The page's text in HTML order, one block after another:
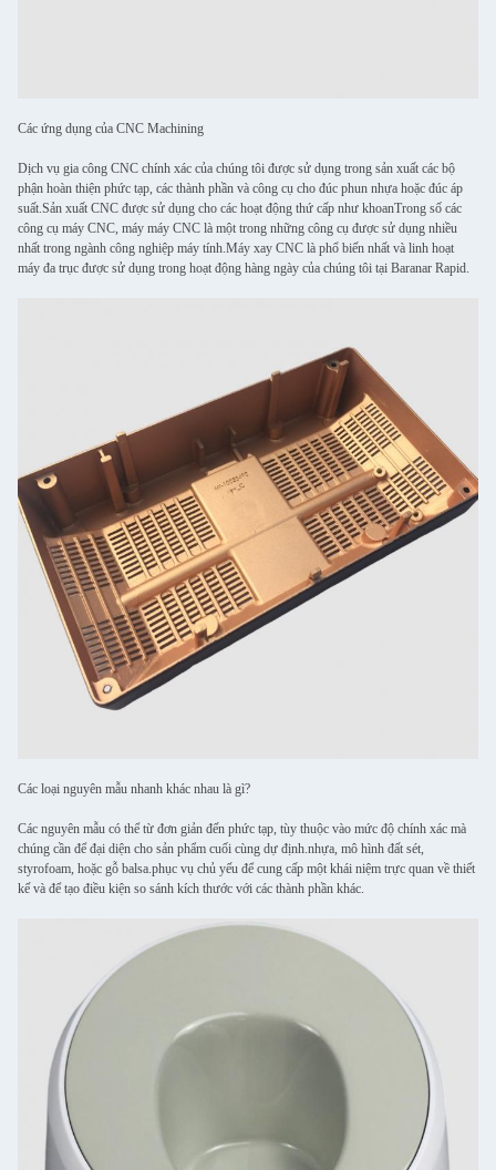
Các ứng dụng của CNC Machining
Dịch vụ gia công CNC chính xác của chúng tôi được sử dụng trong sản xuất các bộ
phận hoàn thiện phức tạp, các thành phần và công cụ cho đúc phun nhựa hoặc đúc áp
suất.Sản xuất CNC được sử dụng cho các hoạt động thứ cấp như khoanTrong số các
công cụ máy CNC, máy máy CNC là một trong những công cụ được sử dụng nhiều
nhất trong ngành công nghiệp máy tính.Máy xay CNC là phổ biến nhất và linh hoạt
máy đa trục được sử dụng trong hoạt động hàng ngày của chúng tôi tại Baranar Rapid.
Các loại nguyên mẫu nhanh khác nhau là gì?
Các nguyên mẫu có thể từ đơn giản đến phức tạp, tùy thuộc vào mức độ chính xác mà
chúng cần để đại diện cho sản phẩm cuối cùng dự định.nhựa, mô hình đất sét,
styrofoam, hoặc gỗ balsa.phục vụ chủ yếu để cung cấp một khái niệm trực quan về thiết
kế và để tạo điều kiện so sánh kích thước với các thành phần khác.